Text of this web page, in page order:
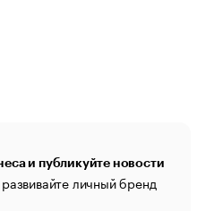
и публикуйте новости
личный бренд